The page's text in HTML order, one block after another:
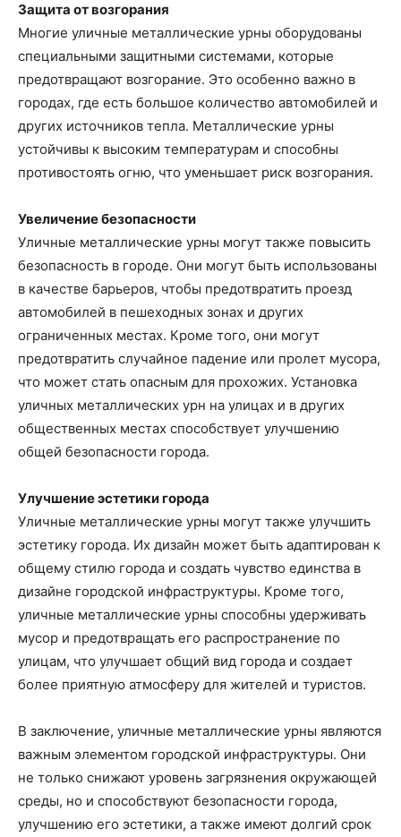
Защита от возгорания
Многие уличные металлические урны оборудованы
специальными защитными системами, которые
предотвращают возгорание. Это особенно важно в
городах, где есть большое количество автомобилей и
других источников тепла. Металлические урны
устойчивы к высоким температурам и способны
противостоять огню, что уменьшает риск возгорания.
Увеличение безопасности
Уличные металлические урны могут также повысить
безопасность в городе. Они могут быть использованы
в качестве барьеров, чтобы предотвратить проезд
автомобилей в пешеходных зонах и других
ограниченных местах. Кроме того, они могут
предотвратить случайное падение или пролет мусора,
что может стать опасным для прохожих. Установка
уличных металлических урн на улицах и в других
общественных местах способствует улучшению
общей безопасности города.
Улучшение эстетики города
Уличные металлические урны могут также улучшить
эстетику города. Их дизайн может быть адаптирован к
общему стилю города и создать чувство единства в
дизайне городской инфраструктуры. Кроме того,
уличные металлические урны способны удерживать
мусор и предотвращать его распространение по
улицам, что улучшает общий вид города и создает
более приятную атмосферу для жителей и туристов.
В заключение, уличные металлические урны являются
важным элементом городской инфраструктуры. Они
не только снижают уровень загрязнения окружающей
среды, но и способствуют безопасности города,
улучшению его эстетики, а также имеют долгий срок